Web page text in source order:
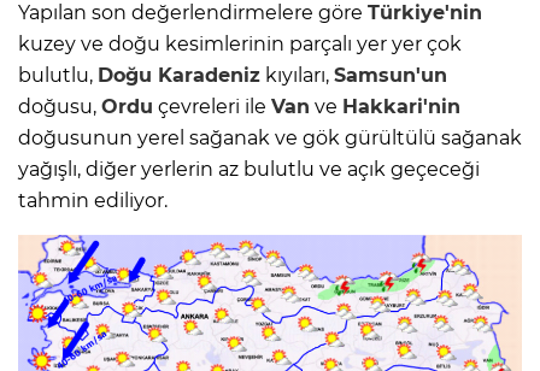
Yapılan son değerlendirmelere göre Türkiye'nin
kuzey ve doğu kesimlerinin parçalı yer yer çok
bulutlu, Doğu Karadeniz kıyıları, Samsun'un
doğusu, Ordu çevreleri ile Van ve Hakkari'nin
doğusunun yerel sağanak ve gök gürültülü sağanak
yağışlı, diğer yerlerin az bulutlu ve açık geçeceği
tahmin ediliyor.